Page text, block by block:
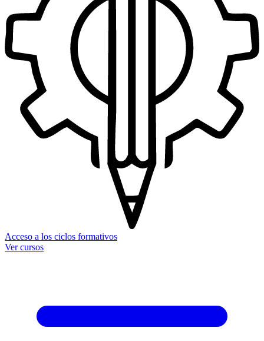
Acceso a los ciclos formativos
Ver cursos